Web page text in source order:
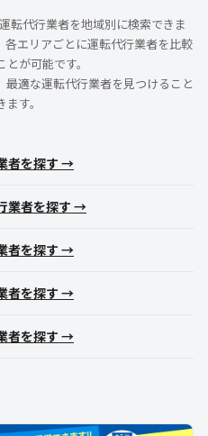
転代行業者を地域別に検索できま
エリアごとに運転代行業者を比較
が可能です。
適な運転代行業者を見つけること
す。
者を探す →
業者を探す →
者を探す →
者を探す →
者を探す →